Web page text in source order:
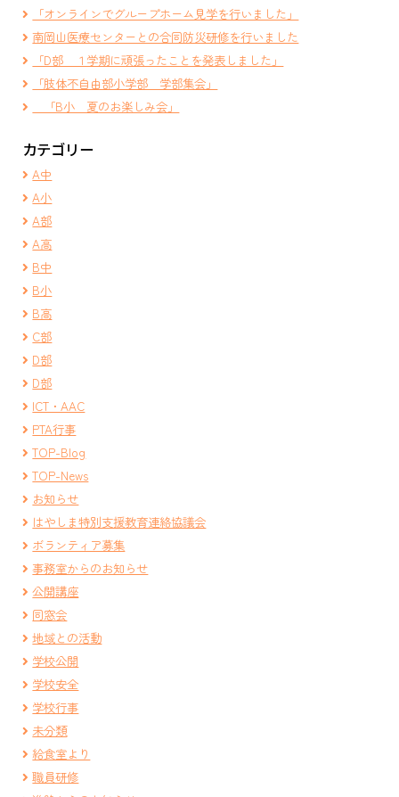
「オンラインでグループホーム見学を行いました」
南岡山医療センターとの合同防災研修を行いました
「D部 １学期に頑張ったことを発表しました」
「肢体不自由部小学部 学部集会」
「B小 夏のお楽しみ会」
カテゴリー
A中
A小
A部
A高
B中
B小
B高
C部
D部
D部
ICT・AAC
PTA行事
TOP-Blog
TOP-News
お知らせ
はやしま特別支援教育連絡協議会
ボランティア募集
事務室からのお知らせ
公開講座
同窓会
地域との活動
学校公開
学校安全
学校行事
未分類
給食室より
職員研修